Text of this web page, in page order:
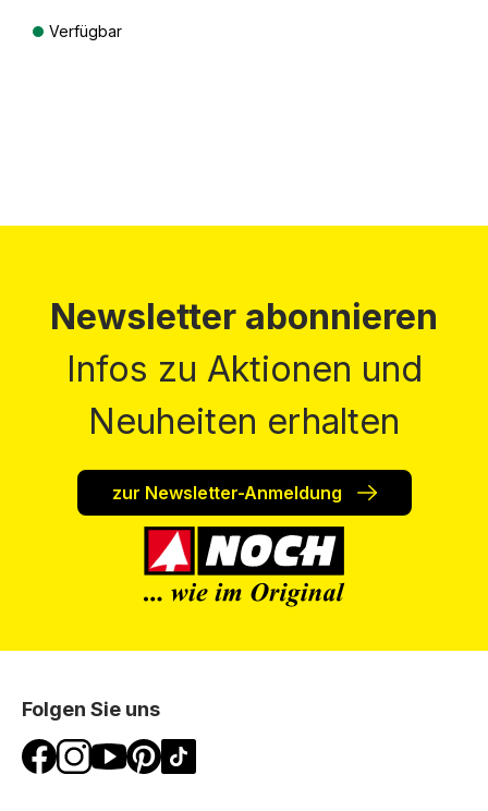
Verfügbar
Newsletter abonnieren
Infos zu Aktionen und
Neuheiten erhalten
zur Newsletter-Anmeldung
Folgen Sie uns